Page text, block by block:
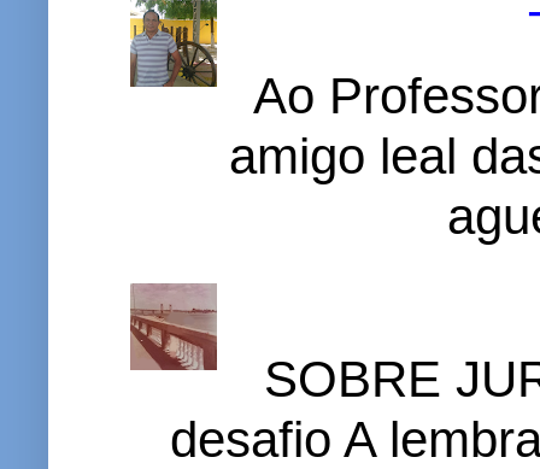
Ao
amigo leal
SOBRE
desafio A